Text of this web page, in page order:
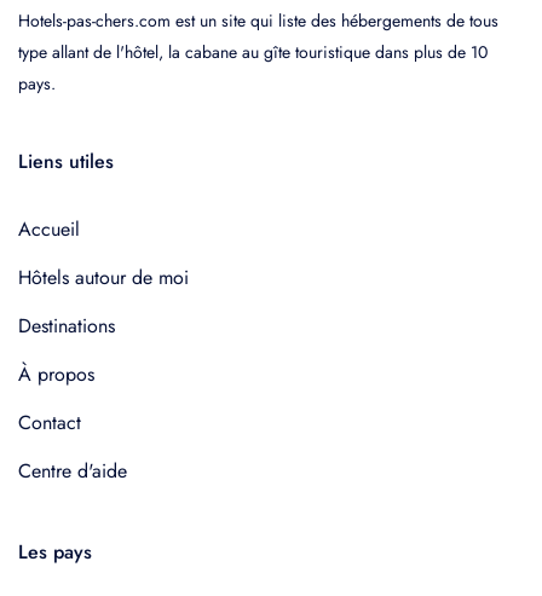
Hotels-pas-chers.com est un site qui liste des hébergements de tous
type allant de l'hôtel, la cabane au gîte touristique dans plus de 10
pays.
Liens utiles
Accueil
Hôtels autour de moi
Destinations
À propos
Contact
Centre d'aide
Les pays